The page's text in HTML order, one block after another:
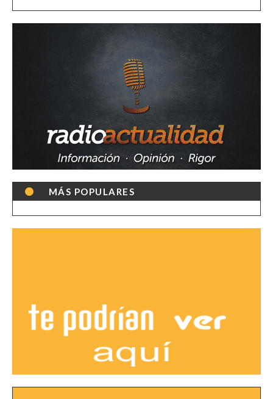
MÁS POPULARES